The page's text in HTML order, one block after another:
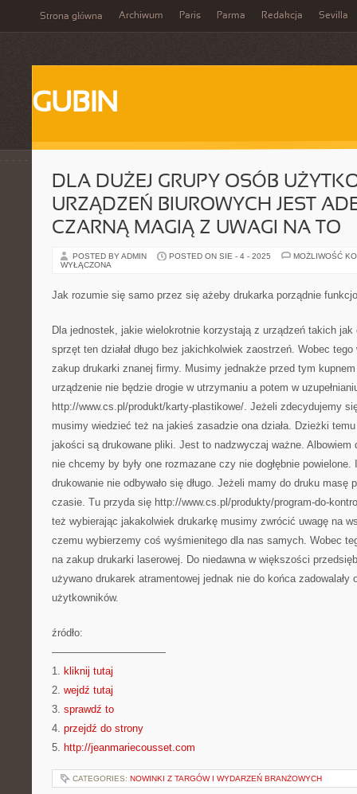
Strona główna Archiwum Paris Parma Redakcja Sevilla
GUBIN
DLA DUŻEJ GRUPY OSÓB
URZĄDZEŃ BIUROWYCH JEST
CZARNĄ MAGIĄ Z UWAGI NA TO
POSTED BY ADMIN POSTED ON SIE - 4 - 2025
MOŻLIWOŚĆ
WYŁĄCZONA
Jak rozumie się samo przez się ażeby drukarka porządnie
Dla jednostek, jakie wielokrotnie korzystają z urządzeń takich
sprzęt ten działał długo bez jakichkolwiek zaostrzeń. Wobec
zakup drukarki znanej firmy. Musimy jednakże przed tym
urządzenie nie będzie drogie w utrzymaniu a potem w
http://www.cs.pl/produkt/karty-plastikowe/. Jeżeli zdecydujemy
musimy wiedzieć też na jakieś zasadzie ona działa. Dzieżki
jakości są drukowane pliki. Jest to nadzwyczaj ważne. Albowiem
nie chcemy by były one rozmazane czy nie dogłębnie
drukowanie nie odbywało się długo. Jeżeli mamy do druku masę
czasie. Tu przyda się http://www.cs.pl/produkty/program-do-
też wybierając jakakolwiek drukarkę musimy zwrócić uwagę na
czemu wybierzemy coś wyśmienitego dla nas samych. Wobec
na zakup drukarki laserowej. Do niedawna w większości
używano drukarek atramentowej jednak nie do końca zadowalały
użytkowników.
źródło:
———————————
1. kliknij tutaj
2. wejdź tutaj
3. sprawdź to
4. przejdź do strony
5. http://jeanmariecousset.com
CATEGORIES: NOWINKI Z TARGÓW I WYDARZEŃ BRANŻOWYCH